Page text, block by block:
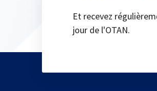
Et recevez
jour de l'OTAN.